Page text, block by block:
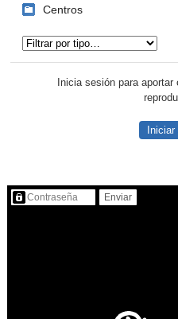
Centros
Inicia sesión para
Contenido protegido…